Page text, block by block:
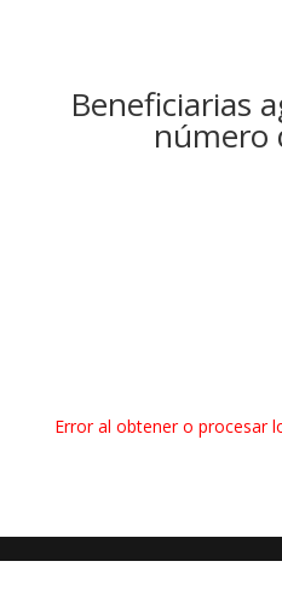
Beneficiarias
número
Error al obtener o procesar